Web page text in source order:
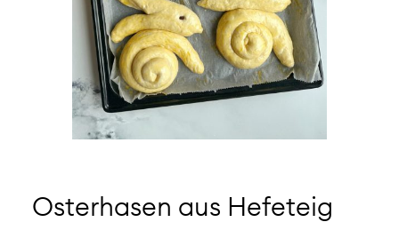
Osterhasen aus Hefeteig